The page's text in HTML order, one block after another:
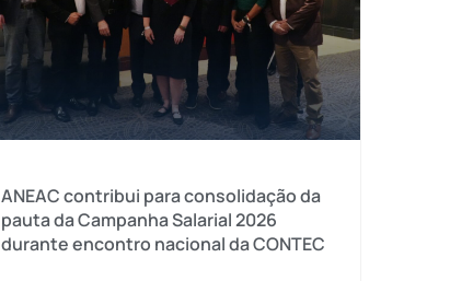
ANEAC contribui para consolidação da
pauta da Campanha Salarial 2026
durante encontro nacional da CONTEC